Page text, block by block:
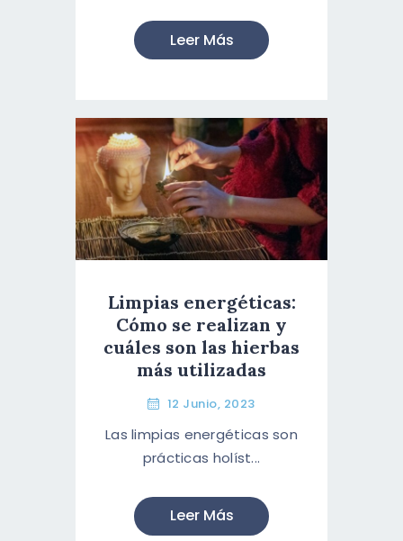
Leer Más
Limpias energéticas:
Cómo se realizan y
cuáles son las hierbas
más utilizadas
12 Junio, 2023
Las limpias energéticas son
prácticas holíst...
Leer Más